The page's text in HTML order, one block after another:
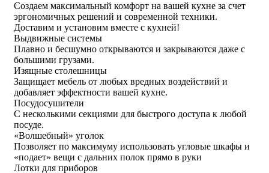
Создаем максимальный комфорт на вашей кухне за счет
эргономичных решений и современной техники.
Доставим и установим вместе с кухней!
Выдвижные системы
Плавно и бесшумно открываются и закрываются даже с
большими грузами.
Изящные столешницы
Защищает мебель от любых вредных воздействий и
добавляет эффектности вашей кухне.
Посудосушители
С несколькими секциями для быстрого доступа к любой
посуде.
«Волшебный» уголок
Позволяет по максимуму использовать угловые шкафы и
«подает» вещи с дальних полок прямо в руки
Лотки для приборов